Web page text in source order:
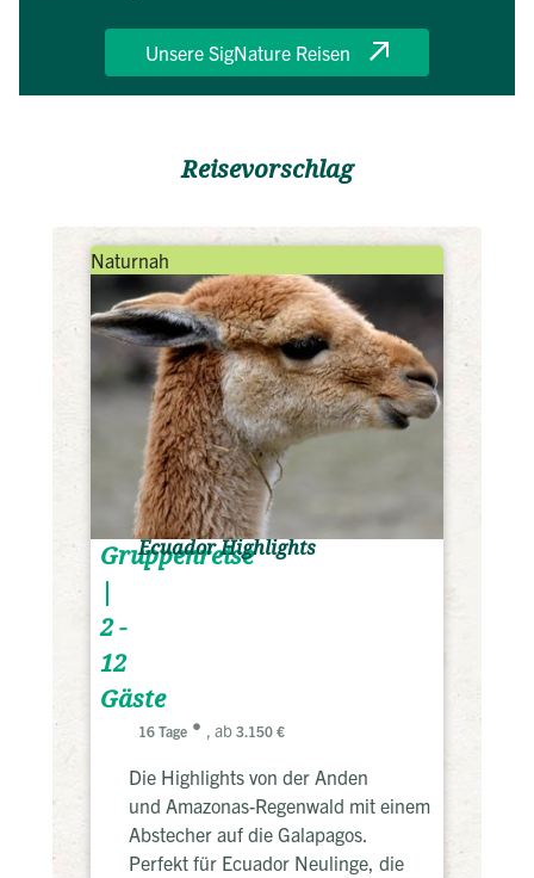
Unsere SigNature Reisen
Reisevorschlag
Naturnah
Gruppenreise
|
2 -
12
Gäste
Ecuador Highlights
16 Tage , ab 3.150 €
Die Highlights von der Anden
und Amazonas-Regenwald mit einem
Abstecher auf die Galapagos.
Perfekt für Ecuador Neulinge, die